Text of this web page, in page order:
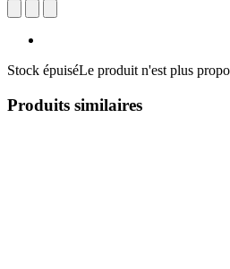
Stock épuiséLe produit n'est plus
Produits similaires